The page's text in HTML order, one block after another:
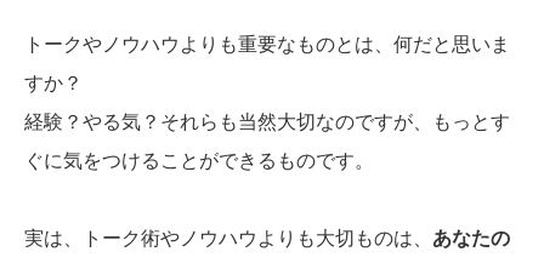
トークやノウハウよりも重要なものとは、何だと思いま
すか？
経験？やる気？それらも当然大切なのですが、もっとす
ぐに気をつけることができるものです。
実は、トーク術やノウハウよりも大切ものは、 あなたの